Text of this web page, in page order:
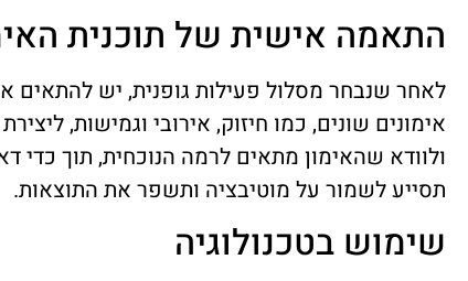
התאמה אישית של תוכנית
לאחר שנבחר מסלול פעילות גופנית, יש להתאים
אימונים שונים, כמו חיזוק, אירובי וגמישות,
ולוודא שהאימון מתאים לרמה הנוכחית, תוך
תסייע לשמור על מוטיבציה ותשפר את התוצאות.
שימוש בטכנולוגיה